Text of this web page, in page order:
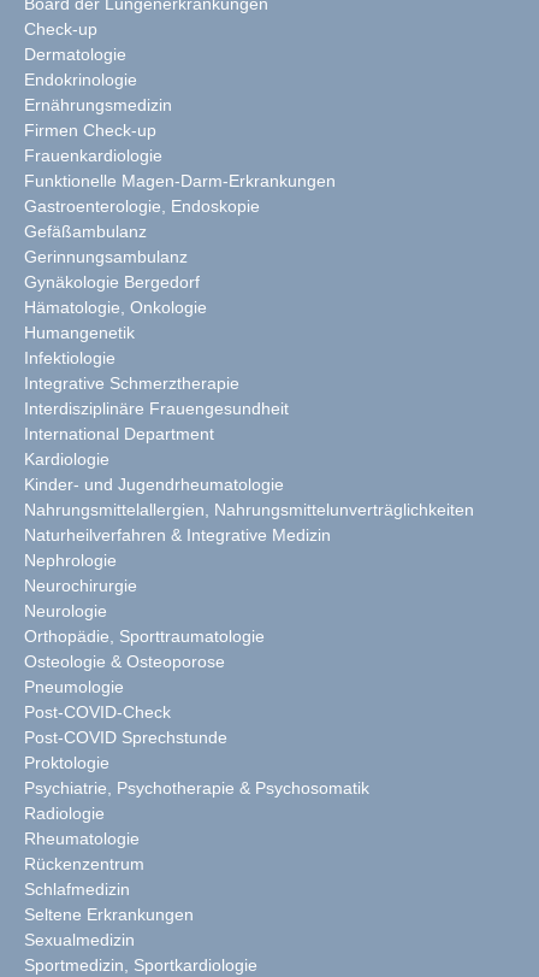
Check-up
Dermatologie
Endokrinologie
Ernährungsmedizin
Firmen Check-up
Frauenkardiologie
Funktionelle Magen-Darm-Erkrankungen
Gastroenterologie, Endoskopie
Gefäßambulanz
Gerinnungsambulanz
Gynäkologie Bergedorf
Hämatologie, Onkologie
Humangenetik
Infektiologie
Integrative Schmerztherapie
Interdisziplinäre Frauengesundheit
International Department
Kardiologie
Kinder- und Jugendrheumatologie
Nahrungsmittelallergien, Nahrungsmittelunverträglichkeiten
Naturheilverfahren & Integrative Medizin
Nephrologie
Neurochirurgie
Neurologie
Orthopädie, Sporttraumatologie
Osteologie & Osteoporose
Pneumologie
Post-COVID-Check
Post-COVID Sprechstunde
Proktologie
Psychiatrie, Psychotherapie & Psychosomatik
Radiologie
Rheumatologie
Rückenzentrum
Schlafmedizin
Seltene Erkrankungen
Sexualmedizin
Sportmedizin, Sportkardiologie